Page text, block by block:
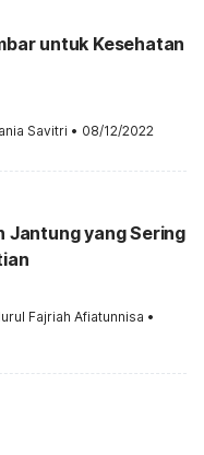
untuk Kesehatan
Savitri • 08/12/2022
Jantung yang Sering
Fajriah Afiatunnisa •